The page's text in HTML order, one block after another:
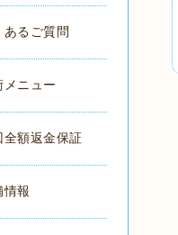
あるご質問
メニュー
全額返金保証
情報